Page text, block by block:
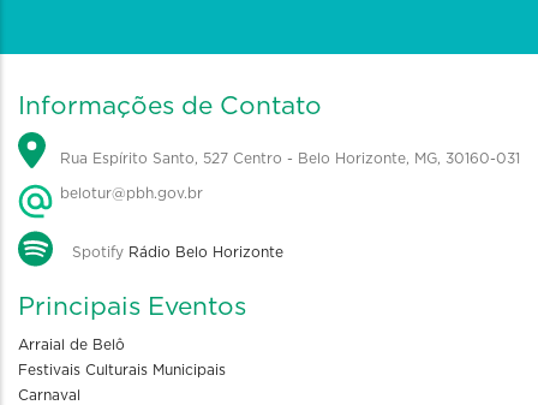
Informações de Contato
Rua Espírito Santo, 527 Centro - Belo Horizonte, MG, 30160-031
belotur@pbh.gov.br
Spotify Rádio Belo Horizonte
Principais Eventos
Arraial de Belô
Festivais Culturais Municipais
Carnaval